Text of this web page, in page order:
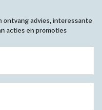
ontvang advies, interessante
acties en promoties